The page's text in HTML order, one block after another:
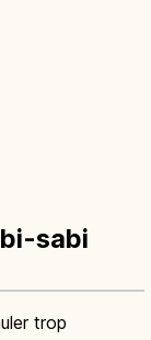
sabi
trop